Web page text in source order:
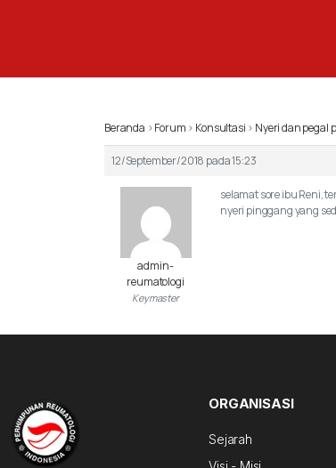
Beranda ›Forum › Konsultasi › Nyeri dan pegal
12/September/2018 pada 15:23
admin-
reumatologi
Keymaster
selamat sore ibu Reni,
nyeri pinggang yang
ORGANISASI
Sejarah